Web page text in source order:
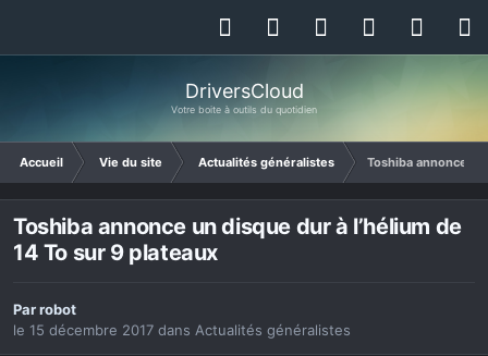
DriversCloud
Votre boite à outils du quotidien
Accueil Vie du site Actualités généralistes Toshiba annonce
Toshiba annonce un disque dur à l’hélium de
14 To sur 9 plateaux
Parrobot
le 15 décembre 2017 dans Actualités généralistes